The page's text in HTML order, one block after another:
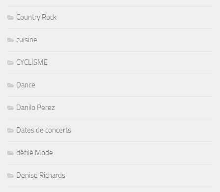
Country Rock
cuisine
CYCLISME
Dance
Danilo Perez
Dates de concerts
défilé Mode
Denise Richards